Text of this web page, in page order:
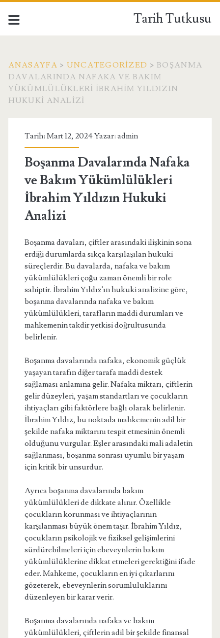
Tarih Tutkusu
ANASAYFA > UNCATEGORIZED >BOŞANMA
DAVALARINDA NAFAKA VE BAKIM
YÜKÜMLÜLÜKLERI İBRAHIM YILDIZIN
HUKUKI ANALIZI
Tarih: Mart 12, 2024 Yazar: admin
Boşanma Davalarında Nafaka
ve Bakım Yükümlülükleri
İbrahim Yıldızın Hukuki
Analizi
Boşanma davaları, çiftler arasındaki ilişkinin sona
erdiği durumlarda sıkça karşılaşılan hukuki
süreçlerdir. Bu davalarda, nafaka ve bakım
yükümlülükleri çoğu zaman önemli bir role
sahiptir. İbrahim Yıldız'ın hukuki analizine göre,
boşanma davalarında nafaka ve bakım
yükümlülükleri, tarafların maddi durumları ve
mahkemenin takdir yetkisi doğrultusunda
belirlenir.
Boşanma davalarında nafaka, ekonomik güçlük
yaşayan tarafın diğer tarafa maddi destek
sağlaması anlamına gelir. Nafaka miktarı, çiftlerin
gelir düzeyleri, yaşam standartları ve çocukların
ihtiyaçları gibi faktörlere bağlı olarak belirlenir.
İbrahim Yıldız, bu noktada mahkemenin adil bir
şekilde nafaka miktarını tespit etmesinin önemli
olduğunu vurgular. Eşler arasındaki mali adaletin
sağlanması, boşanma sonrası uyumlu bir yaşam
için kritik bir unsurdur.
Ayrıca boşanma davalarında bakım
yükümlülükleri de dikkate alınır. Özellikle
çocukların korunması ve ihtiyaçlarının
karşılanması büyük önem taşır. İbrahim Yıldız,
çocukların psikolojik ve fiziksel gelişimlerini
sürdürebilmeleri için ebeveynlerin bakım
yükümlülüklerine dikkat etmeleri gerektiğini ifade
eder. Mahkeme, çocukların en iyi çıkarlarını
gözeterek, ebeveynlerin sorumluluklarını
düzenleyen bir karar verir.
Boşanma davalarında nafaka ve bakım
yükümlülükleri, çiftlerin adil bir şekilde finansal